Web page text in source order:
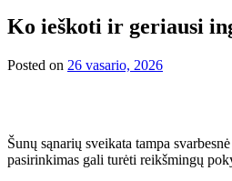
Ko ieškoti ir geriausi
Posted on 26 vasario, 2026
Šunų sąnarių sveikata tampa
pasirinkimas gali turėti reikšmingų